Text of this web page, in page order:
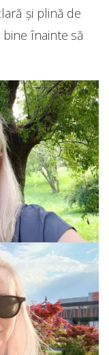
și plină de
înainte să